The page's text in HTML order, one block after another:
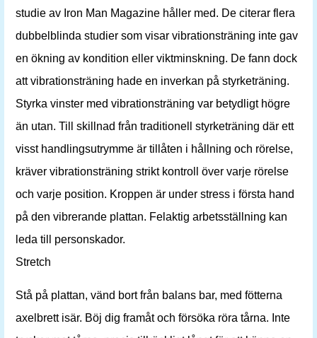
studie av Iron Man Magazine håller med. De citerar flera
dubbelblinda studier som visar vibrationsträning inte gav
en ökning av kondition eller viktminskning. De fann dock
att vibrationsträning hade en inverkan på styrketräning.
Styrka vinster med vibrationsträning var betydligt högre
än utan. Till skillnad från traditionell styrketräning där ett
visst handlingsutrymme är tillåten i hållning och rörelse,
kräver vibrationsträning strikt kontroll över varje rörelse
och varje position. Kroppen är under stress i första hand
på den vibrerande plattan. Felaktig arbetsställning kan
leda till personskador.
Stretch
Stå på plattan, vänd bort från balans bar, med fötterna
axelbrett isär. Böj dig framåt och försöka röra tårna. Inte